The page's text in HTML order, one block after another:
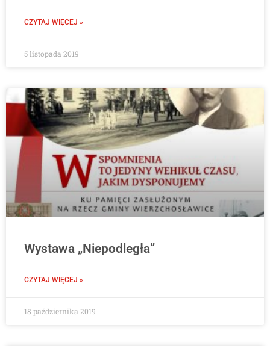
CZYTAJ WIĘCEJ »
5 listopada 2019
Wystawa „Niepodległa”
CZYTAJ WIĘCEJ »
18 października 2019